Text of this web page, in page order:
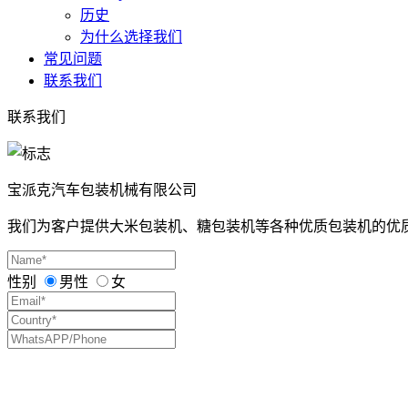
历史
为什么选择我们
常见问题
联系我们
联系我们
宝派克汽车包装机械有限公司
我们为客户提供大米包装机、糖包装机等各种优质包装机的优
性别 男性 女